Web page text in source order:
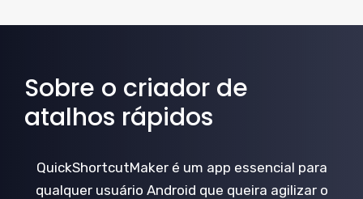
Sobre o criador de
atalhos rápidos
QuickShortcutMaker é um app essencial para
qualquer usuário Android que queira agilizar o